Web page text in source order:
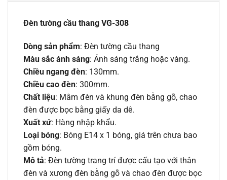
Đèn tường cầu thang VG-308
Dòng sản phẩm: Đèn tường cầu thang
Màu sắc ánh sáng: Ánh sáng trắng hoặc vàng.
Chiều ngang đèn: 130mm.
Chiều cao đèn: 300mm.
Chất liệu: Mâm đèn và khung đèn bằng gỗ, chao
đèn được bọc bằng giấy da dê.
Xuất xứ: Hàng nhập khẩu.
Loại bóng: Bóng E14 x 1 bóng, giá trên chưa bao
gồm bóng.
Mô tả: Đèn tường trang trí được cấu tạo với thân
đèn và xương đèn bằng gỗ và chao đèn được bọc